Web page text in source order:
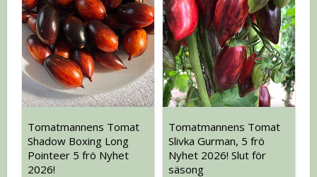
Tomatmannens Tomat
Shadow Boxing Long
Pointeer 5 frö Nyhet
2026!
Tomatmannens Tomat
Slivka Gurman, 5 frö
Nyhet 2026! Slut för
säsong